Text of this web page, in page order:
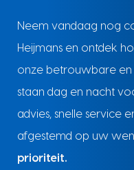
Neem vandaag nog
Heijmans en ontdek
onze betrouwbare en
staan dag en nacht
advies, snelle service
afgestemd op uw
prioriteit.